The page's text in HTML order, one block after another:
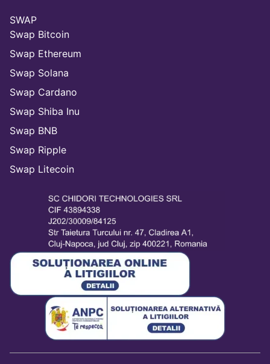
SWAP
Swap Bitcoin
Swap Ethereum
Swap Solana
Swap Cardano
Swap Shiba Inu
Swap BNB
Swap Ripple
Swap Litecoin